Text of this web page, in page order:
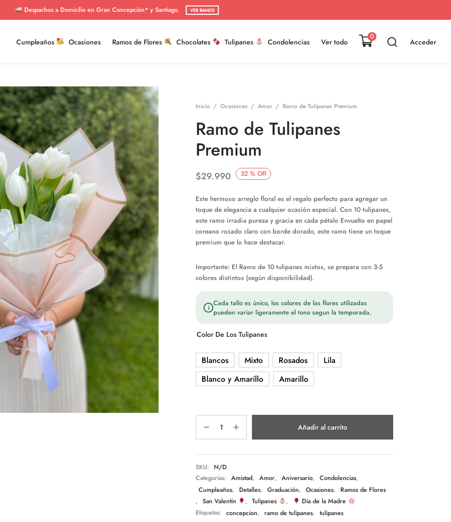
Despachos a Domicilio en Gran Concepción* y Santiago. VER RAMOS
Cumpleaños Ocasiones Ramos de Flores Chocolates Tulipanes Condolencias Ver todo
0
Acceder
Inicio / Ocasiones / Amor / Ramo de Tulipanes Premium
Ramo de Tulipanes
Premium
32 % Off
$29.990
Este hermoso arreglo floral es el regalo perfecto para agregar un
toque de elegancia a cualquier ocasión especial. Con 10 tulipanes,
este ramo irradia pureza y gracia en cada pétalo Envuelto en papel
coreano rosado claro con borde dorado, este ramo tiene un toque
premium que lo hace destacar.
Importante: El Ramo de 10 tulipanes mixtos, se prepara con 3-5
colores distintos (según disponibilidad).
i Cada tallo es único, los colores de las flores utilizadas
pueden variar ligeramente el tono segun la temporada.
Color De Los Tulipanes
Blancos Mixto Rosados
Lila
Blanco y Amarillo
Amarillo
Añadir al carrito
SKU:
N/D
Categorías:
Amistad, Amor, Aniversario, Condolencias,
Cumpleaños, Detalles, Graduación, Ocasiones,
Ramos de Flores
,
San Valentín , Tulipanes ,
Día de la Madre
Etiquetas:
concepcion, ramo de tulipanes, tulipanes